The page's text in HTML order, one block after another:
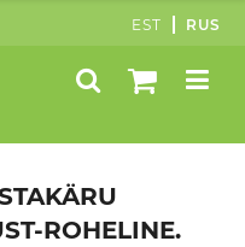
EST RUS
ROHELINE.